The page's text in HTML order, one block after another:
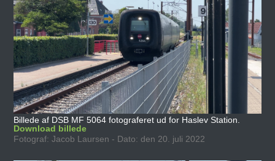
Billede af DSB MF 5064 fotograferet ud for Haslev Station.
Download billede
Fotograf: Jacob Laursen - Dato: den 20. juli 2022